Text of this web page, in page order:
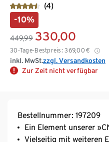
(4)
-10%
449,99 330,00
30-Tage-Bestpreis: 369,00 €
inkl. MwSt.zzgl. Versandkosten
Zur Zeit nicht verfügbar
Bestellnummer: 197209
Ein Element unserer
Vielseitig mit weiteren